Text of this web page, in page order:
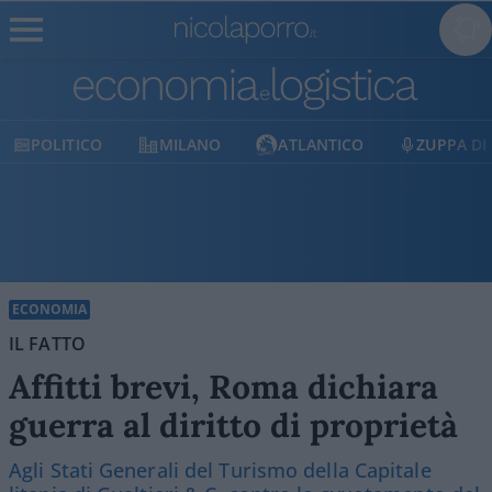
POLITICO MILANO ATLANTICO ZUPPA DI
ECONOMIA
IL FATTO
Affitti brevi, Roma dichiara
guerra al diritto di proprietà
Agli Stati Generali del Turismo della Capitale